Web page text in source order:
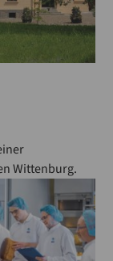
Wittenburg.